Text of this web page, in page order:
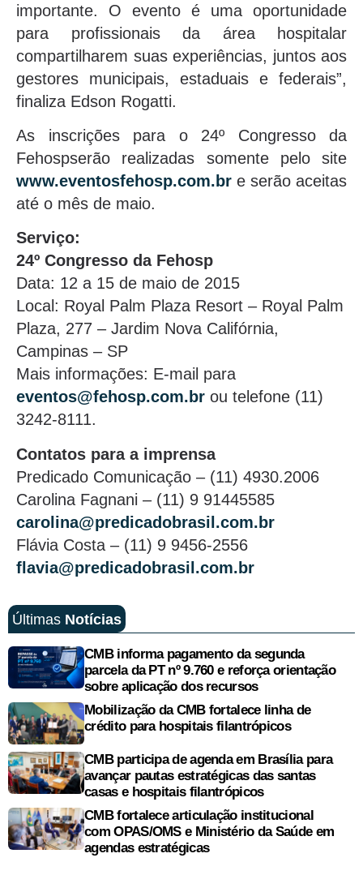
importante. O evento é uma oportunidade
para profissionais da área hospitalar
compartilharem suas experiências, juntos aos
gestores municipais, estaduais e federais”,
finaliza Edson Rogatti.
As inscrições para o 24º Congresso da
Fehospserão realizadas somente pelo site
www.eventosfehosp.com.br e serão aceitas
até o mês de maio.
Serviço:
24º Congresso da Fehosp
Data: 12 a 15 de maio de 2015
Local: Royal Palm Plaza Resort – Royal Palm
Plaza, 277 – Jardim Nova Califórnia,
Campinas – SP
Mais informações: E-mail para
eventos@fehosp.com.br ou telefone (11)
3242-8111.
Contatos para a imprensa
Predicado Comunicação – (11) 4930.2006
Carolina Fagnani – (11) 9 91445585
carolina@predicadobrasil.com.br
Flávia Costa – (11) 9 9456-2556
flavia@predicadobrasil.com.br
Últimas Notícias
CMB informa pagamento da segunda
parcela da PT nº 9.760 e reforça orientação
sobre aplicação dos recursos
Mobilização da CMB fortalece linha de
crédito para hospitais filantrópicos
CMB participa de agenda em Brasília para
avançar pautas estratégicas das santas
casas e hospitais filantrópicos
CMB fortalece articulação institucional
com OPAS/OMS e Ministério da Saúde em
agendas estratégicas